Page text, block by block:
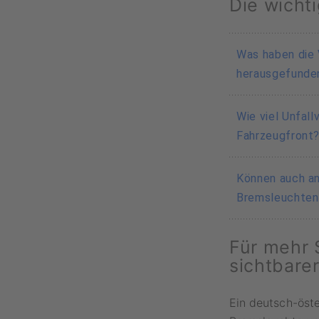
Die
Was haben
die
schnellere
Wie viel
Fahrzeugfront?
Kreuzungen
in bis zu
das
Können auch
und
Für mehr
Ein deutsch-